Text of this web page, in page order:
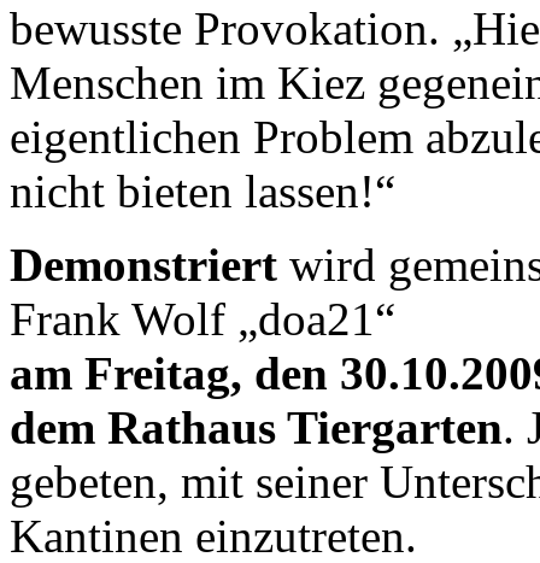
bewusste Provokation.
Menschen im Kiez
eigentlichen Problem
nicht bieten lassen!“
Demonstriert wird
Frank Wolf „doa21“
am Freitag, den
dem Rathaus Tiergarten.
gebeten, mit seiner
Kantinen einzutreten.